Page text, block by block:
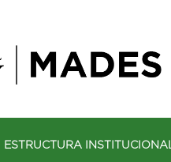
ESTRUCTURA